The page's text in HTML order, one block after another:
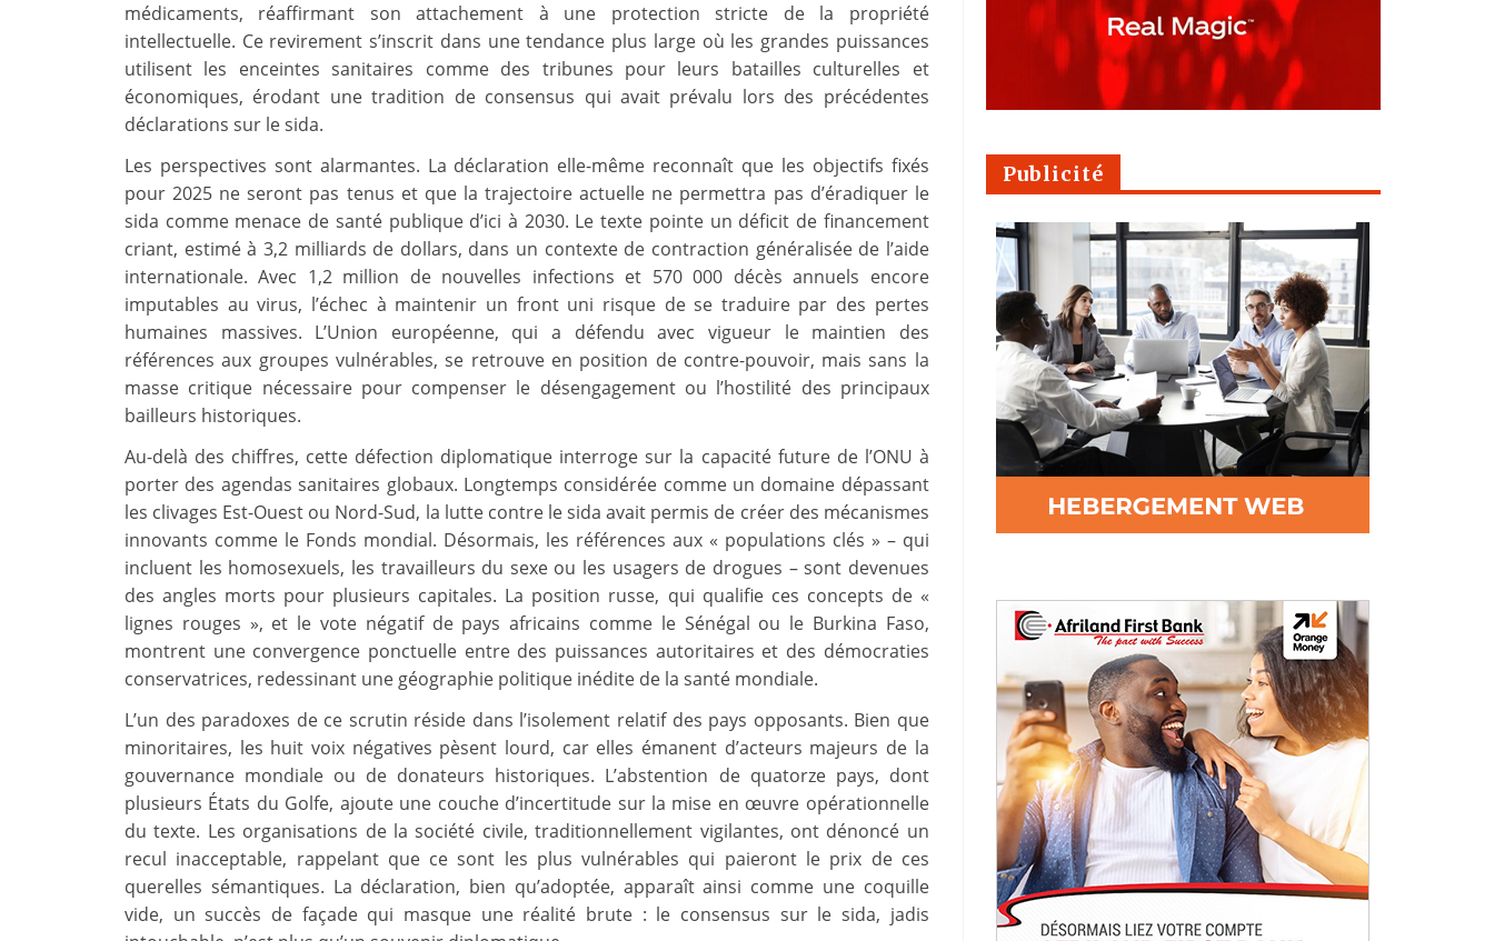
médicaments, réaffirmant son attachement à une protection stricte de la propriété
intellectuelle. Ce revirement s’inscrit dans une tendance plus large où les grandes puissances
utilisent les enceintes sanitaires comme des tribunes pour leurs batailles culturelles et
économiques, érodant une tradition de consensus qui avait prévalu lors des précédentes
déclarations sur le sida.
Les perspectives sont alarmantes. La déclaration elle-même reconnaît que les objectifs fixés
pour 2025 ne seront pas tenus et que la trajectoire actuelle ne permettra pas d’éradiquer le
sida comme menace de santé publique d’ici à 2030. Le texte pointe un déficit de financement
criant, estimé à 3,2 milliards de dollars, dans un contexte de contraction généralisée de l’aide
internationale. Avec 1,2 million de nouvelles infections et 570 000 décès annuels encore
imputables au virus, l’échec à maintenir un front uni risque de se traduire par des pertes
humaines massives. L’Union européenne, qui a défendu avec vigueur le maintien des
références aux groupes vulnérables, se retrouve en position de contre-pouvoir, mais sans la
masse critique nécessaire pour compenser le désengagement ou l’hostilité des principaux
bailleurs historiques.
Au-delà des chiffres, cette défection diplomatique interroge sur la capacité future de l’ONU à
porter des agendas sanitaires globaux. Longtemps considérée comme un domaine dépassant
les clivages Est-Ouest ou Nord-Sud, la lutte contre le sida avait permis de créer des mécanismes
innovants comme le Fonds mondial. Désormais, les références aux « populations clés » – qui
incluent les homosexuels, les travailleurs du sexe ou les usagers de drogues – sont devenues
des angles morts pour plusieurs capitales. La position russe, qui qualifie ces concepts de «
lignes rouges », et le vote négatif de pays africains comme le Sénégal ou le Burkina Faso,
montrent une convergence ponctuelle entre des puissances autoritaires et des démocraties
conservatrices, redessinant une géographie politique inédite de la santé mondiale.
L’un des paradoxes de ce scrutin réside dans l’isolement relatif des pays opposants. Bien que
minoritaires, les huit voix négatives pèsent lourd, car elles émanent d’acteurs majeurs de la
gouvernance mondiale ou de donateurs historiques. L’abstention de quatorze pays, dont
plusieurs États du Golfe, ajoute une couche d’incertitude sur la mise en œuvre opérationnelle
du texte. Les organisations de la société civile, traditionnellement vigilantes, ont dénoncé un
recul inacceptable, rappelant que ce sont les plus vulnérables qui paieront le prix de ces
querelles sémantiques. La déclaration, bien qu’adoptée, apparaît ainsi comme une coquille
vide, un succès de façade qui masque une réalité brute : le consensus sur le sida, jadis
Publicité